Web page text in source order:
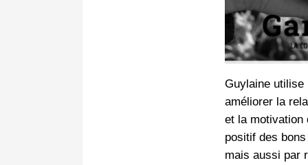
Guylaine utilise
améliorer la
et la motivation
positif des
mais aussi par